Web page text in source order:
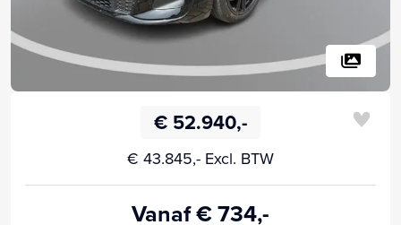
€ 52.940,-
€ 43.845,- Excl. BTW
Vanaf € 734,-